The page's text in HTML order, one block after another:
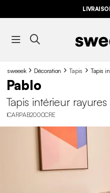
sweeek Décoration Tapis Tapis
Pablo
Tapis intérieur
ICARPAB200OCRE